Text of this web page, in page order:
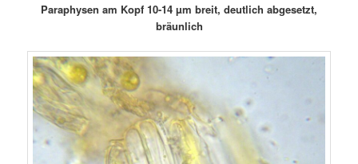
Paraphysen am Kopf 10-14 µm breit, deutlich abgesetzt,
bräunlich